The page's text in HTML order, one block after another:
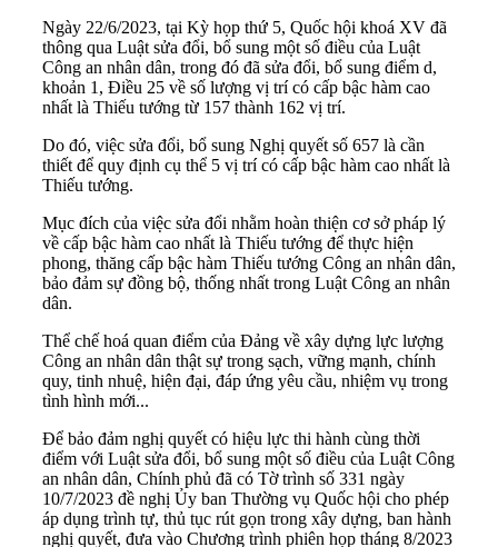
Ngày 22/6/2023, tại Kỳ họp thứ 5, Quốc hội khoá XV đã
thông qua Luật sửa đổi, bổ sung một số điều của Luật
Công an nhân dân, trong đó đã sửa đổi, bổ sung điểm d,
khoản 1, Điều 25 về số lượng vị trí có cấp bậc hàm cao
nhất là Thiếu tướng từ 157 thành 162 vị trí.
Do đó, việc sửa đổi, bổ sung Nghị quyết số 657 là cần
thiết để quy định cụ thể 5 vị trí có cấp bậc hàm cao nhất là
Thiếu tướng.
Mục đích của việc sửa đổi nhằm hoàn thiện cơ sở pháp lý
về cấp bậc hàm cao nhất là Thiếu tướng để thực hiện
phong, thăng cấp bậc hàm Thiếu tướng Công an nhân dân,
bảo đảm sự đồng bộ, thống nhất trong Luật Công an nhân
dân.
Thể chế hoá quan điểm của Đảng về xây dựng lực lượng
Công an nhân dân thật sự trong sạch, vững mạnh, chính
quy, tinh nhuệ, hiện đại, đáp ứng yêu cầu, nhiệm vụ trong
tình hình mới...
Để bảo đảm nghị quyết có hiệu lực thi hành cùng thời
điểm với Luật sửa đổi, bổ sung một số điều của Luật Công
an nhân dân, Chính phủ đã có Tờ trình số 331 ngày
10/7/2023 đề nghị Ủy ban Thường vụ Quốc hội cho phép
áp dụng trình tự, thủ tục rút gọn trong xây dựng, ban hành
nghị quyết, đưa vào Chương trình phiên họp tháng 8/2023